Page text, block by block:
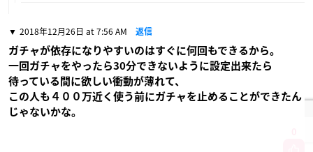
2018年12月26日 at 7:56 AM 返信
ガチャが依存になりやすいのはすぐに何回もできるから。
一回ガチャをやったら30分できないように設定出来たら
待っている間に欲しい衝動が薄れて、
この人も４００万近く使う前にガチャを止めることができたん
じゃないかな。